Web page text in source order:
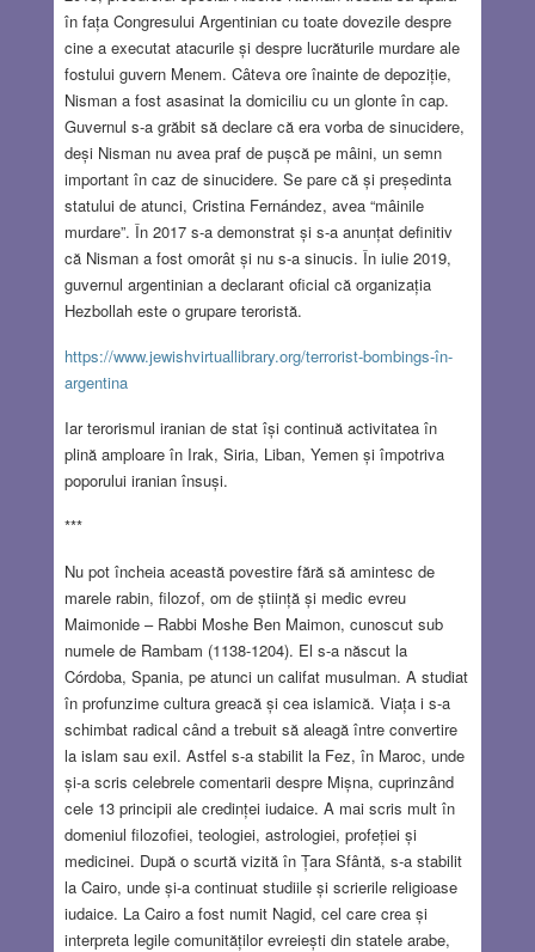
în fața Congresului Argentinian cu toate dovezile despre
cine a executat atacurile și despre lucrăturile murdare ale
fostului guvern Menem. Câteva ore înainte de depoziție,
Nisman a fost asasinat la domiciliu cu un glonte în cap.
Guvernul s-a grăbit să declare că era vorba de sinucidere,
deși Nisman nu avea praf de pușcă pe mâini, un semn
important în caz de sinucidere. Se pare că și președinta
statului de atunci, Cristina Fernández, avea “mâinile
murdare”. În 2017 s-a demonstrat și s-a anunțat definitiv
că Nisman a fost omorât și nu s-a sinucis. În iulie 2019,
guvernul argentinian a declarant oficial că organizația
Hezbollah este o grupare teroristă.
https://www.jewishvirtuallibrary.org/terrorist-bombings-în-
argentina
Iar terorismul iranian de stat își continuă activitatea în
plină amploare în Irak, Siria, Liban, Yemen și împotriva
poporului iranian însuși.
***
Nu pot încheia această povestire fără să amintesc de
marele rabin, filozof, om de știință și medic evreu
Maimonide – Rabbi Moshe Ben Maimon, cunoscut sub
numele de Rambam (1138-1204). El s-a născut la
Córdoba, Spania, pe atunci un califat musulman. A studiat
în profunzime cultura greacă și cea islamică. Viața i s-a
schimbat radical când a trebuit să aleagă între convertire
la islam sau exil. Astfel s-a stabilit la Fez, în Maroc, unde
și-a scris celebrele comentarii despre Mișna, cuprinzând
cele 13 principii ale credinței iudaice. A mai scris mult în
domeniul filozofiei, teologiei, astrologiei, profeției și
medicinei. După o scurtă vizită în Țara Sfântă, s-a stabilit
la Cairo, unde și-a continuat studiile și scrierile religioase
iudaice. La Cairo a fost numit Nagid, cel care crea și
interpreta legile comunităților evreiești din statele arabe,